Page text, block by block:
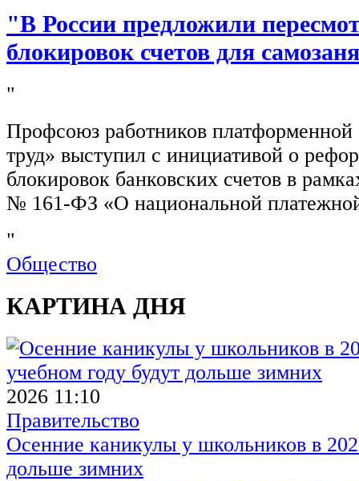
"В России предложили
блокировок счетов для
"
Профсоюз работников
труд» выступил с инициативой о
блокировок банковских счетов в
№ 161-ФЗ «О национальной
"
Общество
КАРТИНА ДНЯ
2026 11:10
Правительство
Осенние каникулы у школьников в
дольше зимних